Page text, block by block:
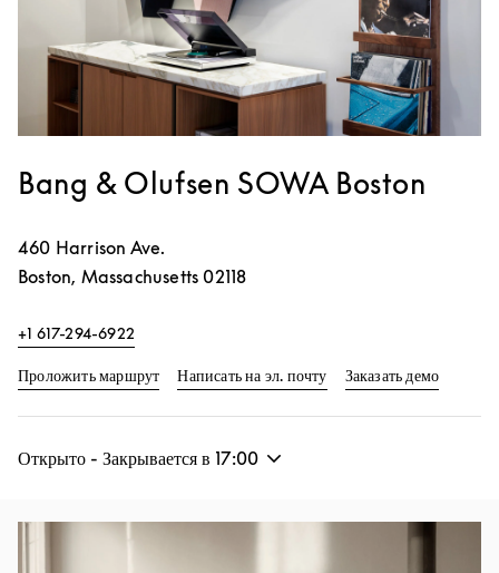
Bang & Olufsen SOWA Boston
460 Harrison Ave.
Boston, Massachusetts 02118
+1 617-294-6922
Проложить маршрутLink Opens in New Tab
Написать на эл. почту Заказать демо
Открыто - Закрывается в 17:00
Изображение события